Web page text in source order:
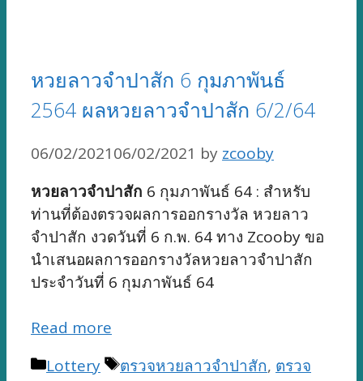
หวยลาวจำปาสัก 6 กุมภาพันธ์
2564 ผลหวยลาวจำปาสัก 6/2/64
06/02/202106/02/2021 by zcooby
หวยลาวจำปาสัก 6 กุมภาพันธ์ 64 : สำหรับ
ท่านที่ต้องตรวจผลการออกรางวัล หวยลาว
จำปาสัก งวดวันที่ 6 ก.พ. 64 ทาง Zcooby ขอ
นำเสนอผลการออกรางวัลหวยลาวจำปาสัก
ประจำวันที่ 6 กุมภาพันธ์ 64
Read more
Categories
Lottery Tags
ตรวจหวยลาวจำปาสัก, ตรวจ